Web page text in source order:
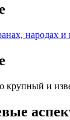
народах и
и